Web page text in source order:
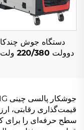
دستگاه جوش
دوولت
قیمت‌گذاری رقابتی،
سطح حرفه‌ای را برای